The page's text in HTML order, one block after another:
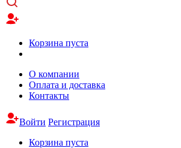
Корзина пуста
О компании
Оплата и доставка
Контакты
Войти Регистрация
Корзина пуста